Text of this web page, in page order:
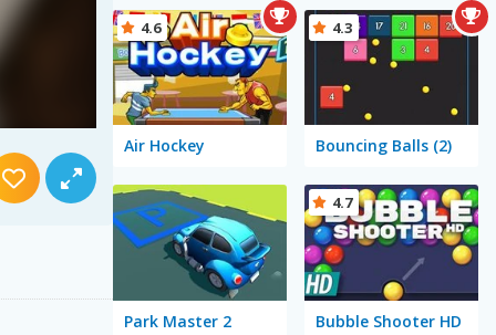
Air Hockey
4.6
Bouncing Balls (2)
4.3
Park Master 2 Bubble Shooter HD
4.7